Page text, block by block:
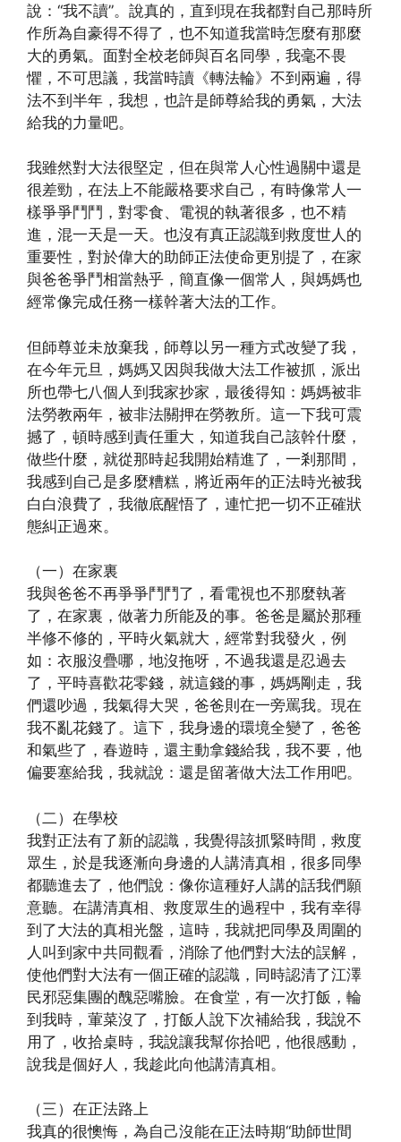
說：“我不讀”。說真的，直到現在我都對自己那時所
作所為自豪得不得了，也不知道我當時怎麼有那麼
大的勇氣。面對全校老師與百名同學，我毫不畏
懼，不可思議，我當時讀《轉法輪》不到兩遍，得
法不到半年，我想，也許是師尊給我的勇氣，大法
給我的力量吧。
我雖然對大法很堅定，但在與常人心性過關中還是
很差勁，在法上不能嚴格要求自己，有時像常人一
樣爭爭鬥鬥，對零食、電視的執著很多，也不精
進，混一天是一天。也沒有真正認識到救度世人的
重要性，對於偉大的助師正法使命更別提了，在家
與爸爸爭鬥相當熱乎，簡直像一個常人，與媽媽也
經常像完成任務一樣幹著大法的工作。
但師尊並未放棄我，師尊以另一種方式改變了我，
在今年元旦，媽媽又因與我做大法工作被抓，派出
所也帶七八個人到我家抄家，最後得知：媽媽被非
法勞教兩年，被非法關押在勞教所。這一下我可震
撼了，頓時感到責任重大，知道我自己該幹什麼，
做些什麼，就從那時起我開始精進了，一剎那間，
我感到自己是多麼糟糕，將近兩年的正法時光被我
白白浪費了，我徹底醒悟了，連忙把一切不正確狀
態糾正過來。
（一）在家裏
我與爸爸不再爭爭鬥鬥了，看電視也不那麼執著
了，在家裏，做著力所能及的事。爸爸是屬於那種
半修不修的，平時火氣就大，經常對我發火，例
如：衣服沒疊哪，地沒拖呀，不過我還是忍過去
了，平時喜歡花零錢，就這錢的事，媽媽剛走，我
們還吵過，我氣得大哭，爸爸則在一旁罵我。現在
我不亂花錢了。這下，我身邊的環境全變了，爸爸
和氣些了，春遊時，還主動拿錢給我，我不要，他
偏要塞給我，我就說：還是留著做大法工作用吧。
（二）在學校
我對正法有了新的認識，我覺得該抓緊時間，救度
眾生，於是我逐漸向身邊的人講清真相，很多同學
都聽進去了，他們說：像你這種好人講的話我們願
意聽。在講清真相、救度眾生的過程中，我有幸得
到了大法的真相光盤，這時，我就把同學及周圍的
人叫到家中共同觀看，消除了他們對大法的誤解，
使他們對大法有一個正確的認識，同時認清了江澤
民邪惡集團的醜惡嘴臉。在食堂，有一次打飯，輪
到我時，葷菜沒了，打飯人說下次補給我，我說不
用了，收拾桌時，我說讓我幫你拾吧，他很感動，
說我是個好人，我趁此向他講清真相。
（三）在正法路上
我真的很懊悔，為自己沒能在正法時期“助師世間